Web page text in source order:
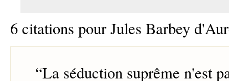
6 citations pour Jules Barbey
“La séduction suprême n'est